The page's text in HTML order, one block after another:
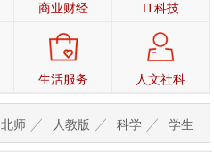
商业财经 IT科技
生活服务 人文社科
北师 人教版 科学 学生